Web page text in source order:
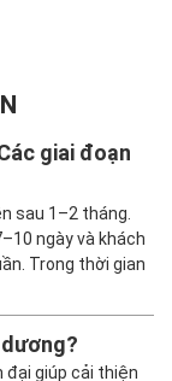
giai đoạn
sau 1–2 tháng.
ngày và khách
Trong thời gian
đại giúp cải thiện